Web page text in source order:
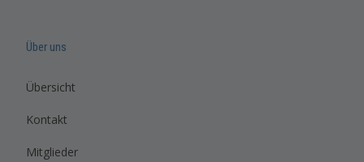
Über uns
Übersicht
Kontakt
Mitglieder